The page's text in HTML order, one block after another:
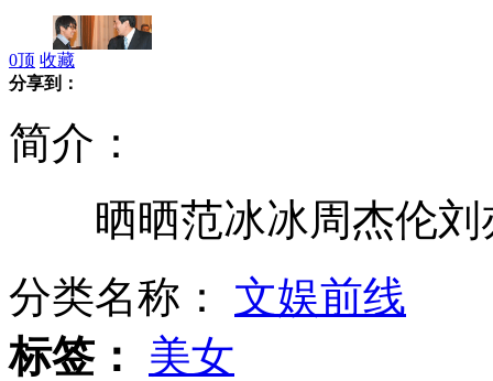
湖南一大桥被撞垮 初估6人失踪
英女性称完美先生身高为1.83米
0顶 收藏
分享到：
简介：
晒晒范冰冰周杰伦刘
分类名称： 文娱前线
标签：
美女